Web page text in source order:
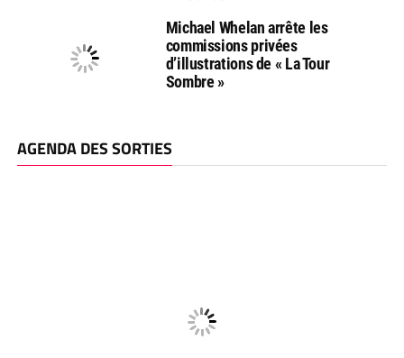
Michael Whelan arrête les
commissions privées
d’illustrations de « La Tour
Sombre »
AGENDA DES SORTIES